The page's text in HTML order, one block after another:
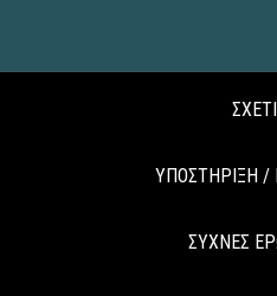
ΥΠΟΣΤΗΡΙΞΗ /
ΣΥΧΝΕΣ